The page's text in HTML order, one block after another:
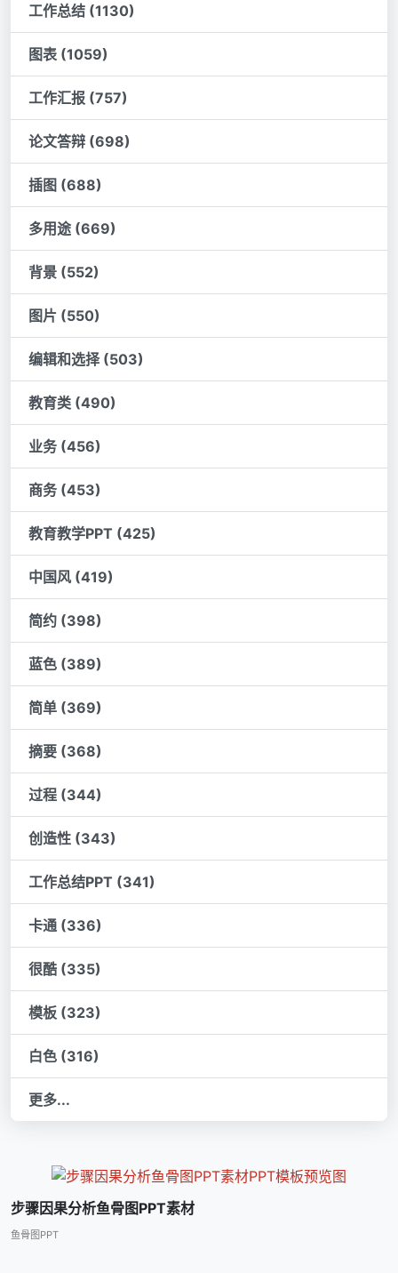
工作总结 (1130)
图表 (1059)
工作汇报 (757)
论文答辩 (698)
插图 (688)
多用途 (669)
背景 (552)
图片 (550)
编辑和选择 (503)
教育类 (490)
业务 (456)
商务 (453)
教育教学PPT (425)
中国风 (419)
简约 (398)
蓝色 (389)
简单 (369)
摘要 (368)
过程 (344)
创造性 (343)
工作总结PPT (341)
卡通 (336)
很酷 (335)
模板 (323)
白色 (316)
更多...
步骤因果分析鱼骨图PPT素材
鱼骨图PPT